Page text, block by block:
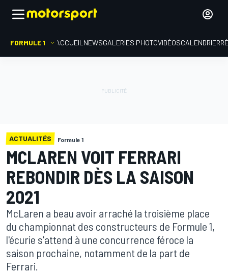
FORMULE 1 ACCUEIL NEWSGALERIES PHOTOVIDÉOSCALENDRIER
ACTUALITÉS Formule 1
MCLAREN VOIT FERRARI
REBONDIR DÈS LA SAISON
2021
McLaren a beau avoir arraché la troisième place
du championnat des constructeurs de Formule 1,
l'écurie s'attend à une concurrence féroce la
saison prochaine, notamment de la part de
Ferrari.